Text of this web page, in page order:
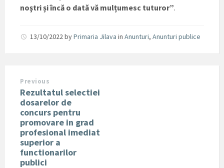
noştri și încă o dată vă mulțumesc tuturor”.
13/10/2022 byPrimaria Jilava in Anunturi, Anunturi publice
Previous
Rezultatul selectiei
dosarelor de
concurs pentru
promovare in grad
profesional imediat
superior a
functionarilor
publici